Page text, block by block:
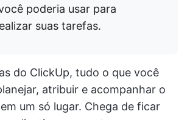
poderia usar para
suas tarefas.
do ClickUp, tudo o que você
atribuir e acompanhar o
um só lugar. Chega de ficar